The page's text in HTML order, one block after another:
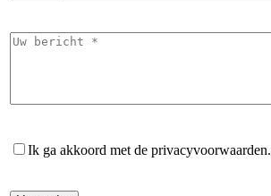
Ik ga akkoord met de privacyvoorwaarden.